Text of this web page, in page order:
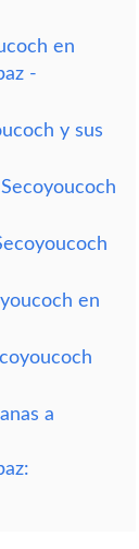
en
-
y sus
en
a